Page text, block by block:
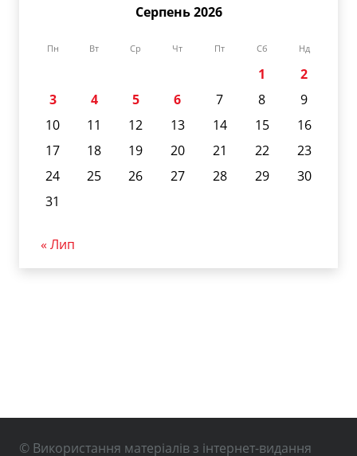
Серпень 2026
Пн Вт Ср Чт Пт Сб Нд
1
2
3
4 5 6 7 8
9
10
11 12 13 14 15
16
17
18 19 20 21 22
23
24
25 26 27 28 29
30
31
« Лип
© Використання матеріалів з інтернет-видання